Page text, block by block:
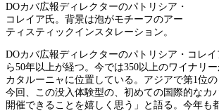
DOカバ広報ディレクターのパトリシア・
コレイア氏。背景は泡がモチーフのアー
ティスティックインスタレーション。
DOカバ広報ディレクターのパトリシア・コレ
ら50年以上が経つ。今では350以上のワイナリ
カタルーニャに位置している。アジアで第1位の
今回、この没入体験型の、初めての国際的なカ
開催できることを嬉しく思う」と語る。今年も